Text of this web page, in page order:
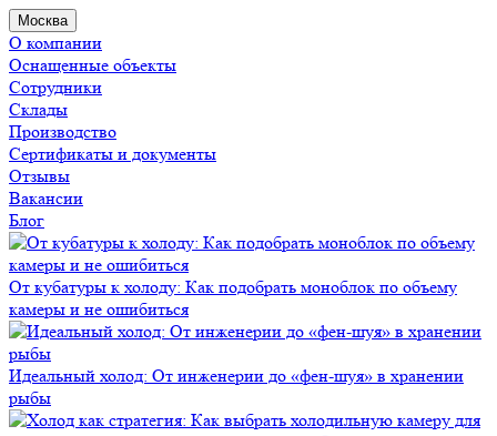
Москва
О компании
Оснащенные объекты
Сотрудники
Склады
Производство
Сертификаты и документы
Отзывы
Вакансии
Блог
От кубатуры к холоду: Как подобрать моноблок по объему
камеры и не ошибиться
Идеальный холод: От инженерии до «фен-шуя» в хранении
рыбы